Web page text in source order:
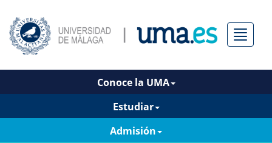
Menú
Conoce la UMA
Estudiar
Admisión